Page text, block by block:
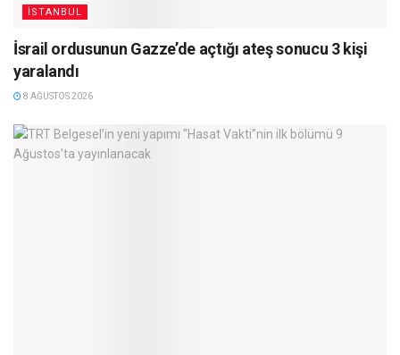
İSTANBUL
İsrail ordusunun Gazze’de açtığı ateş sonucu 3 kişi
yaralandı
8 AĞUSTOS 2026